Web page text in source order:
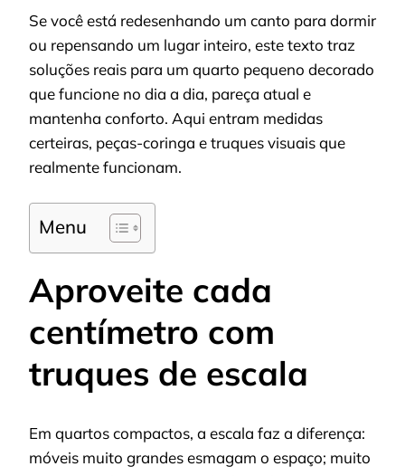
Se você está redesenhando um canto para dormir
ou repensando um lugar inteiro, este texto traz
soluções reais para um quarto pequeno decorado
que funcione no dia a dia, pareça atual e
mantenha conforto. Aqui entram medidas
certeiras, peças-coringa e truques visuais que
realmente funcionam.
Menu
Aproveite cada
centímetro com
truques de escala
Em quartos compactos, a escala faz a diferença:
móveis muito grandes esmagam o espaço; muito